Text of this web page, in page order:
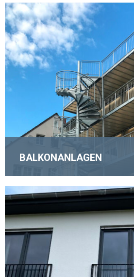
MEHR ERFAHREN
BALKONANLAGEN
MEHR ERFAHREN